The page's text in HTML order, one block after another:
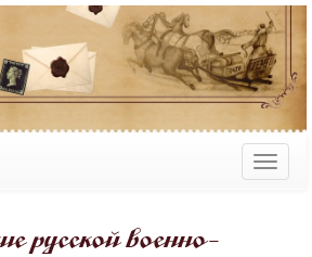
русской военно-